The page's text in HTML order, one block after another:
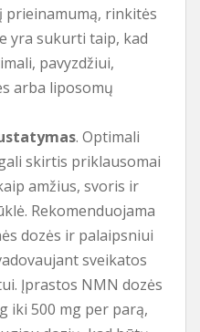
prieinamumą, rinkitės
yra sukurti taip, kad
pavyzdžiui,
arba liposomų
. Optimali
skirtis priklausomai
amžius, svoris ir
Rekomenduojama
dozės ir palaipsniui
sveikatos
Įprastos NMN dozės
iki 500 mg per parą,